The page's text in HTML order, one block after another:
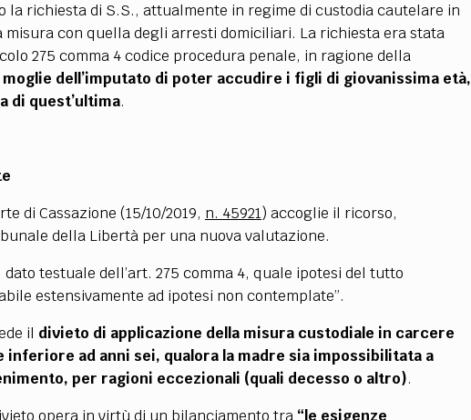
la richiesta di S.S., attualmente in regime di custodia cautelare in
con quella degli arresti domiciliari. La richiesta era stata
275 comma 4 codice procedura penale, in ragione della
dell’imputato di poter accudire i figli di giovanissima età,
di quest’ultima.
di Cassazione (15/10/2019, n. 45921) accoglie il ricorso,
della Libertà per una nuova valutazione.
testuale dell’art. 275 comma 4, quale ipotesi del tutto
estensivamente ad ipotesi non contemplate”.
il divieto di applicazione della misura custodiale in carcere
inferiore ad anni sei, qualora la madre sia impossibilitata a
per ragioni eccezionali (quali decesso o altro).
opera in virtù di un bilanciamento tra “le esigenze